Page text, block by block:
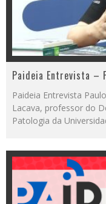
Paideia Entrevista –
Paideia Entrevista
Lacava, professor do
Patologia da